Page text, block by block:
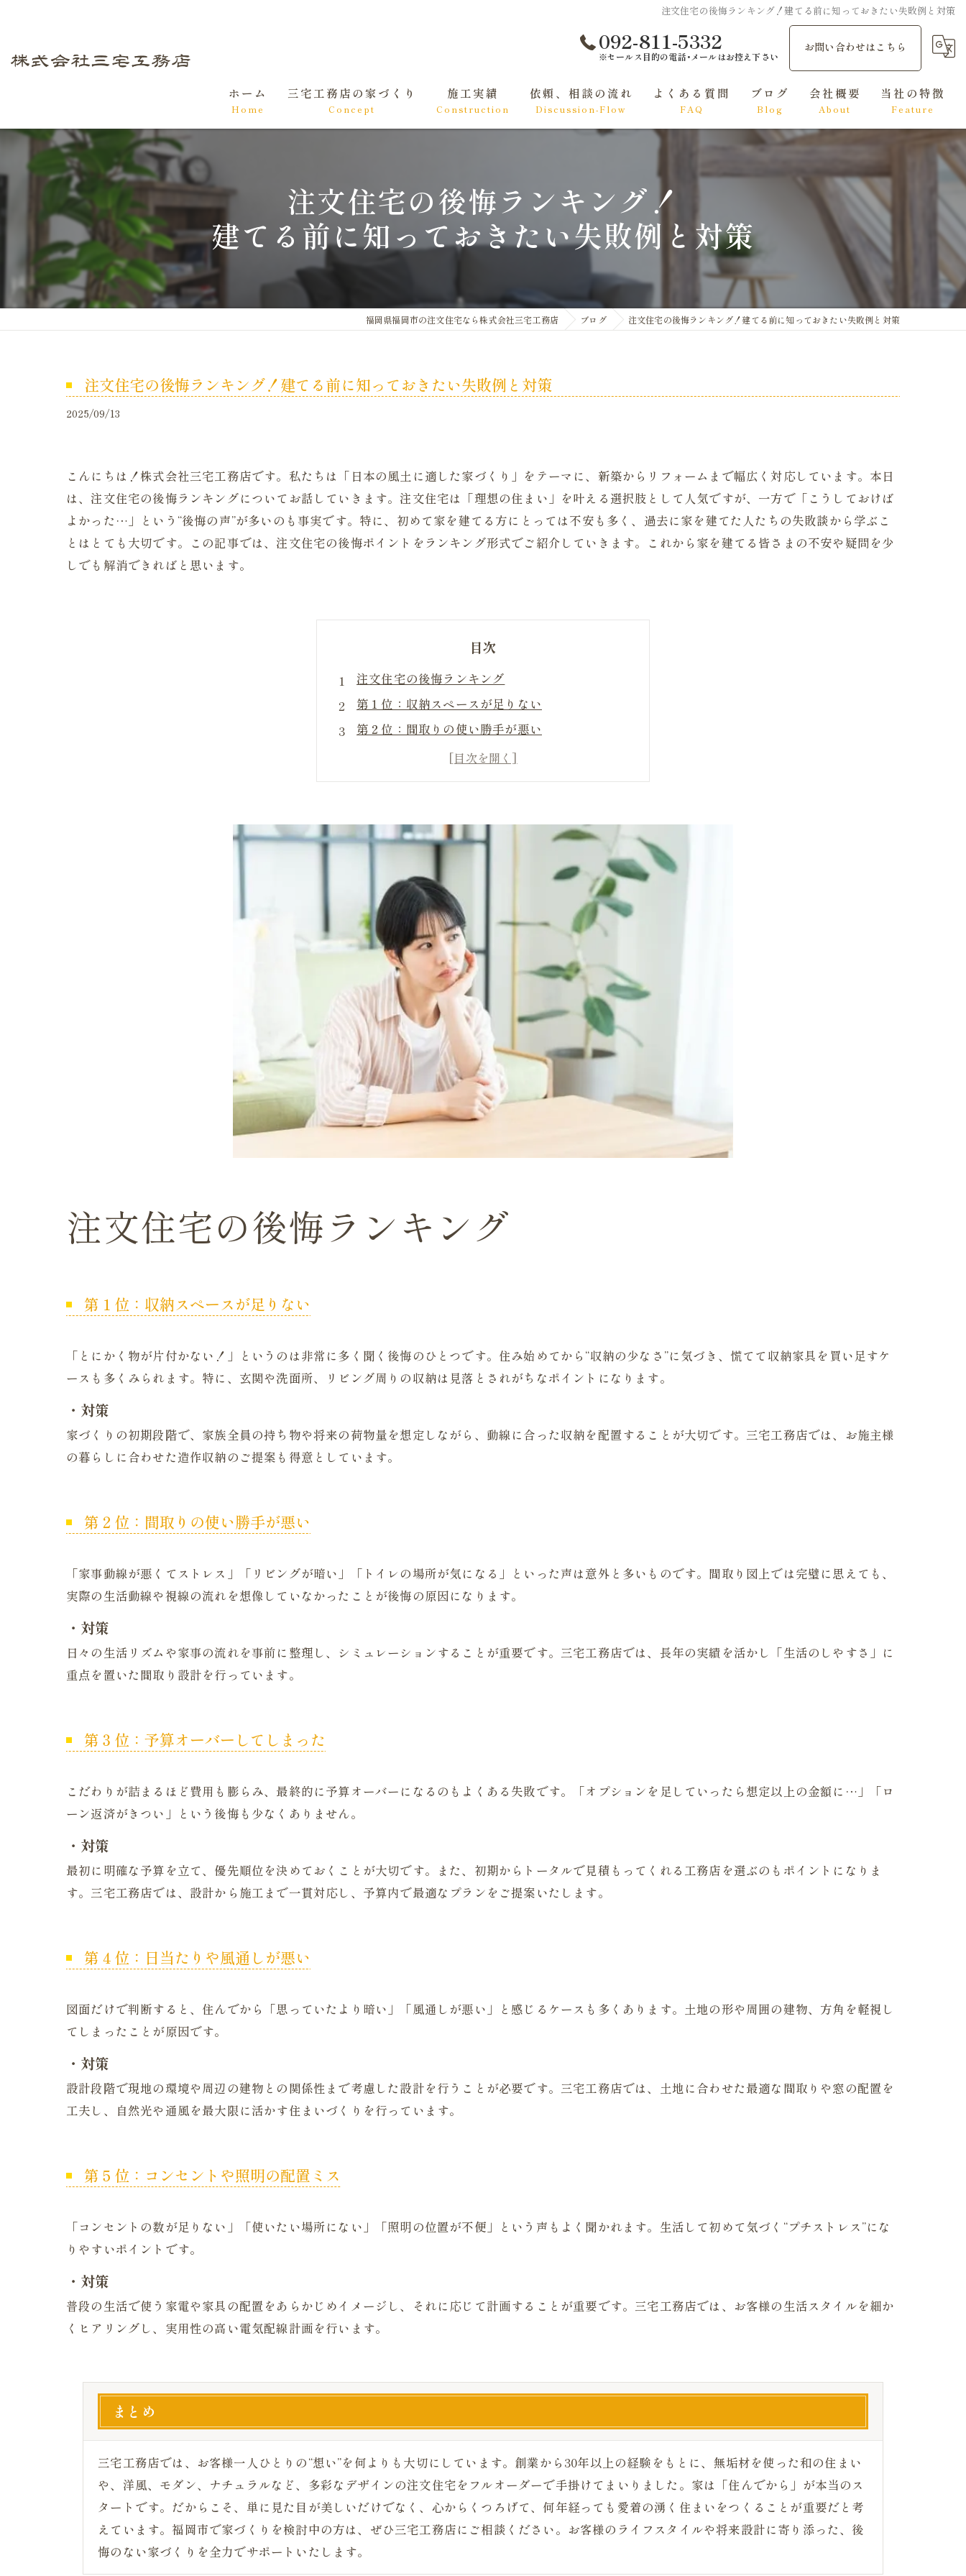
注文住宅の後悔ランキング！建てる前に知っておきたい失敗例と対策
092-811-5332
※セールス目的の電話･メールはお控え下さい
お問い合わせはこちら
ホーム
Home
三宅工務店の家づくり
Concept
家づくりの基礎知識
施工実績
Construction
依頼、相談の流れ
Discussion-Flow
よくある質問
FAQ
ブログ
Blog
会社概要
About
当社の特徴
Feature
洋風
ナチュラル
エレガント
注文住宅の後悔ランキング！
建てる前に知っておきたい失敗例と対策
福岡県福岡市の注文住宅なら株式会社三宅工務店 ブログ 注文住宅の後悔ランキング！建てる前に知っておきたい失敗例と対策
注文住宅の後悔ランキング！建てる前に知っておきたい失敗例と対策
2025/09/13
こんにちは！株式会社三宅工務店です。私たちは「日本の風土に適した家づくり」をテーマに、新築からリフォームまで幅広く対応しています。本日
は、注文住宅の後悔ランキングについてお話していきます。注文住宅は「理想の住まい」を叶える選択肢として人気ですが、一方で「こうしておけば
よかった…」という“後悔の声”が多いのも事実です。特に、初めて家を建てる方にとっては不安も多く、過去に家を建てた人たちの失敗談から学ぶこ
とはとても大切です。この記事では、注文住宅の後悔ポイントをランキング形式でご紹介していきます。これから家を建てる皆さまの不安や疑問を少
しでも解消できればと思います。
目次
注文住宅の後悔ランキング
第１位：収納スペースが足りない
第２位：間取りの使い勝手が悪い
第３位：予算オーバーしてしまった
第４位：日当たりや風通しが悪い
まとめ
注文住宅の後悔ランキング
第１位：収納スペースが足りない
「とにかく物が片付かない！」というのは非常に多く聞く後悔のひとつです。住み始めてから“収納の少なさ”に気づき、慌てて収納家具を買い足すケ
ースも多くみられます。特に、玄関や洗面所、リビング周りの収納は見落とされがちなポイントになります。
・対策
家づくりの初期段階で、家族全員の持ち物や将来の荷物量を想定しながら、動線に合った収納を配置することが大切です。三宅工務店では、お施主様
の暮らしに合わせた造作収納のご提案も得意としています。
第２位：間取りの使い勝手が悪い
「家事動線が悪くてストレス」「リビングが暗い」「トイレの場所が気になる」といった声は意外と多いものです。間取り図上では完璧に思えても、
実際の生活動線や視線の流れを想像していなかったことが後悔の原因になります。
・対策
日々の生活リズムや家事の流れを事前に整理し、シミュレーションすることが重要です。三宅工務店では、長年の実績を活かし「生活のしやすさ」に
重点を置いた間取り設計を行っています。
第３位：予算オーバーしてしまった
こだわりが詰まるほど費用も膨らみ、最終的に予算オーバーになるのもよくある失敗です。「オプションを足していったら想定以上の金額に…」「ロ
ーン返済がきつい」という後悔も少なくありません。
・対策
最初に明確な予算を立て、優先順位を決めておくことが大切です。また、初期からトータルで見積もってくれる工務店を選ぶのもポイントになりま
す。三宅工務店では、設計から施工まで一貫対応し、予算内で最適なプランをご提案いたします。
第４位：日当たりや風通しが悪い
図面だけで判断すると、住んでから「思っていたより暗い」「風通しが悪い」と感じるケースも多くあります。土地の形や周囲の建物、方角を軽視し
てしまったことが原因です。
・対策
設計段階で現地の環境や周辺の建物との関係性まで考慮した設計を行うことが必要です。三宅工務店では、土地に合わせた最適な間取りや窓の配置を
工夫し、自然光や通風を最大限に活かす住まいづくりを行っています。
第５位：コンセントや照明の配置ミス
「コンセントの数が足りない」「使いたい場所にない」「照明の位置が不便」という声もよく聞かれます。生活して初めて気づく“プチストレス”にな
りやすいポイントです。
・対策
普段の生活で使う家電や家具の配置をあらかじめイメージし、それに応じて計画することが重要です。三宅工務店では、お客様の生活スタイルを細か
くヒアリングし、実用性の高い電気配線計画を行います。
まとめ
三宅工務店では、お客様一人ひとりの“想い”を何よりも大切にしています。創業から30年以上の経験をもとに、無垢材を使った和の住まい
や、洋風、モダン、ナチュラルなど、多彩なデザインの注文住宅をフルオーダーで手掛けてまいりました。家は「住んでから」が本当のス
タートです。だからこそ、単に見た目が美しいだけでなく、心からくつろげて、何年経っても愛着の湧く住まいをつくることが重要だと考
えています。福岡市で家づくりを検討中の方は、ぜひ三宅工務店にご相談ください。お客様のライフスタイルや将来設計に寄り添った、後
悔のない家づくりを全力でサポートいたします。